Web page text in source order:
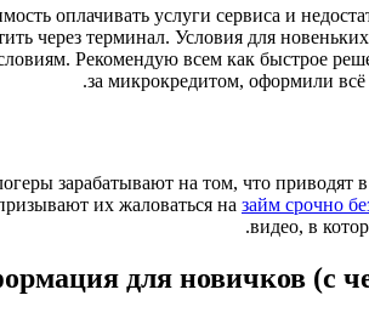
оплачивать услуги сервиса и
через терминал. Условия для
Рекомендую всем как быстрое
за микрокредитом, оформили всё
зарабатывают на том, что
их жаловаться на займ срочно
видео, в
для новичков (с